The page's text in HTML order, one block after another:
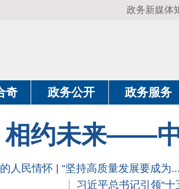
政务新媒体矩阵 | 手机版
政务公开 政务服务 互动
约未来——中国
怀 | “坚持高质量发展要成为...
东风
习近平总书记引领“十五五”开局